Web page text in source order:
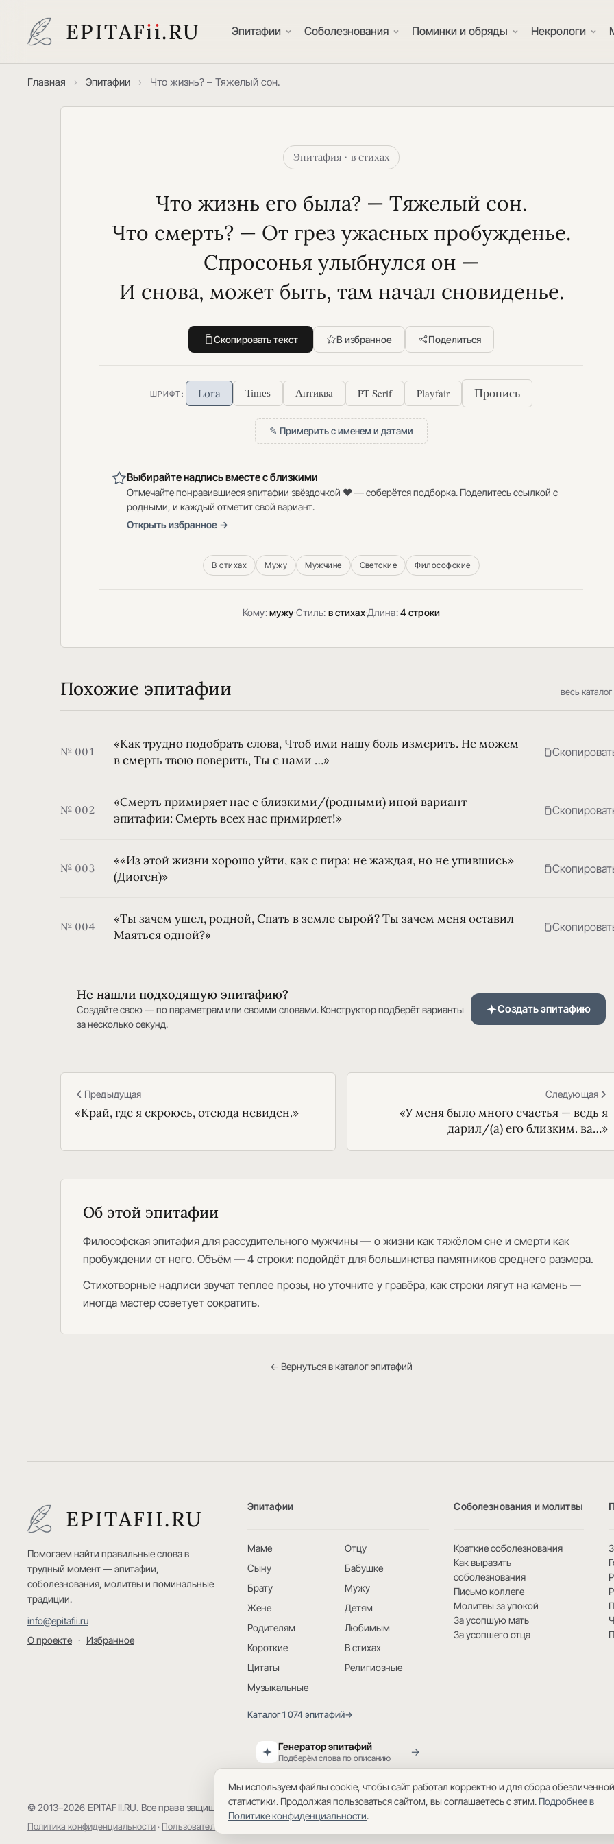
EPITAFii.RU Эпитафии Соболезнования Поминки и обряды Некрологи
Главная › Эпитафии › Что жизнь? – Тяжелый сон.
Эпитафия · в стихах
Что жизнь его была? — Тяжелый сон.
Что смерть? — От грез ужасных пробужденье.
Спросонья улыбнулся он —
И снова, может быть, там начал сновиденье.
Скопировать текст В избранное Поделиться
ШРИФТ: Lora Times Антиква PT Serif Playfair Пропись
✎ Примерить с именем и датами
Выбирайте надпись вместе с близкими
Отмечайте понравившиеся эпитафии звёздочкой ♥ — соберётся подборка. Поделитесь ссылкой с
родными, и каждый отметит свой вариант.
Открыть избранное →
В стихах Мужу Мужчине Светские Философские
Кому:мужу·Стиль: в стихах·Длина:4 строки
Похожие эпитафии весь
№ 001
«Как трудно подобрать слова, Чтоб ими нашу боль измерить. Не можем
в смерть твою поверить, Ты с нами …»
№ 002
«Смерть примиряет нас с близкими/(родными) иной вариант
эпитафии: Смерть всех нас примиряет!»
№ 003
««Из этой жизни хорошо уйти, как с пира: не жаждая, но не упившись»
(Диоген)»
№ 004
«Ты зачем ушел, родной, Спать в земле сырой? Ты зачем меня оставил
Маяться одной?»
Не нашли подходящую эпитафию?
Создайте свою — по параметрам или своими словами. Конструктор подберёт варианты
за несколько секунд.
Создать эпитафию
Предыдущая
«Край, где я скроюсь, отсюда невиден.»
Следующая
«У меня было много счастья — ведь я
дарил/(а) его близким. ва…»
Об этой эпитафии
Философская эпитафия для рассудительного мужчины — о жизни как тяжёлом сне и смерти как
пробуждении от него. Объём — 4 строки: подойдёт для большинства памятников среднего размера.
Стихотворные надписи звучат теплее прозы, но уточните у гравёра, как строки лягут на камень —
иногда мастер советует сократить.
← Вернуться в каталог эпитафий
EPITAFII.RU
Помогаем найти правильные слова в
трудный момент — эпитафии,
соболезнования, молитвы и поминальные
традиции.
info@epitafii.ru
О проекте · Избранное
Эпитафии
Маме
Отцу
Сыну
Бабушке
Брату
Мужу
Жене
Детям
Родителям
Любимым
Короткие
В стихах
Цитаты
Религиозные
Музыкальные
Каталог 1 074 эпитафий→
Генератор эпитафий
Подберём слова по описанию →
Соболезнования и молитвы
Краткие соболезнования
Как выразить
соболезнования
Письмо коллеге
Молитвы за упокой
За усопшую мать
За усопшего отца
© 2013–2026 EPITAFII.RU. Все права защищены.
Политика конфиденциальности · Пользовательское соглашение
Мы используем файлы cookie, чтобы сайт работал корректно и для сбора обезличенной
статистики. Продолжая пользоваться сайтом, вы соглашаетесь с этим. Подробнее в
Политике конфиденциальности.